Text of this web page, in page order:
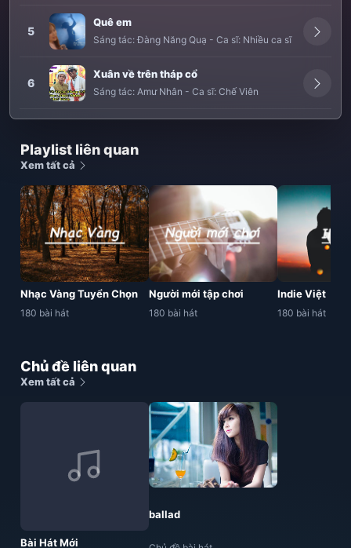
5
Quê em
Sáng tác:Đàng Năng Quạ - Ca sĩ: Nhiều ca sĩ
6
Xuân về trên tháp cổ
Sáng tác: Amư Nhân - Ca sĩ: Chế Viên
Playlist liên quan
Xem tất cả
Nhạc Vàng Tuyển Chọn
180 bài hát
Người mới tập chơi
180 bài hát
Indie Việt
180 bài hát
Chủ đề liên quan
Xem tất cả
Bài Hát Mới
ballad